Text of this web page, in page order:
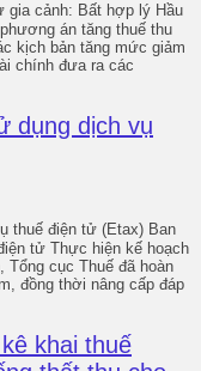
Hầu
án tăng thuế thu
kịch bản tăng mức giảm
chính đưa ra các
dụng dịch vụ
Ban
tử Thực hiện kế hoạch
Tổng cục Thuế đã hoàn
đồng thời nâng cấp đáp
khai thuế